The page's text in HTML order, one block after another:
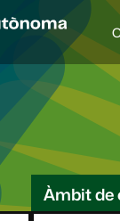
I
d
i
a
e
l
e
Àmbit de